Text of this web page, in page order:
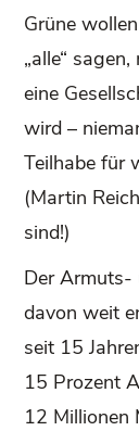
Grüne
„alle“
eine
wird –
Teilhabe für
(Martin
sind!)
Der Armuts-
davon weit
seit 15
15 Prozent
12 Millionen